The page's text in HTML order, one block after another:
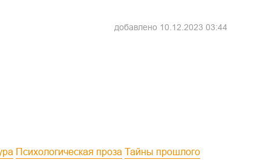
добавлено 10.12.2023 03:44
Психологическая проза
Тайны прошлого